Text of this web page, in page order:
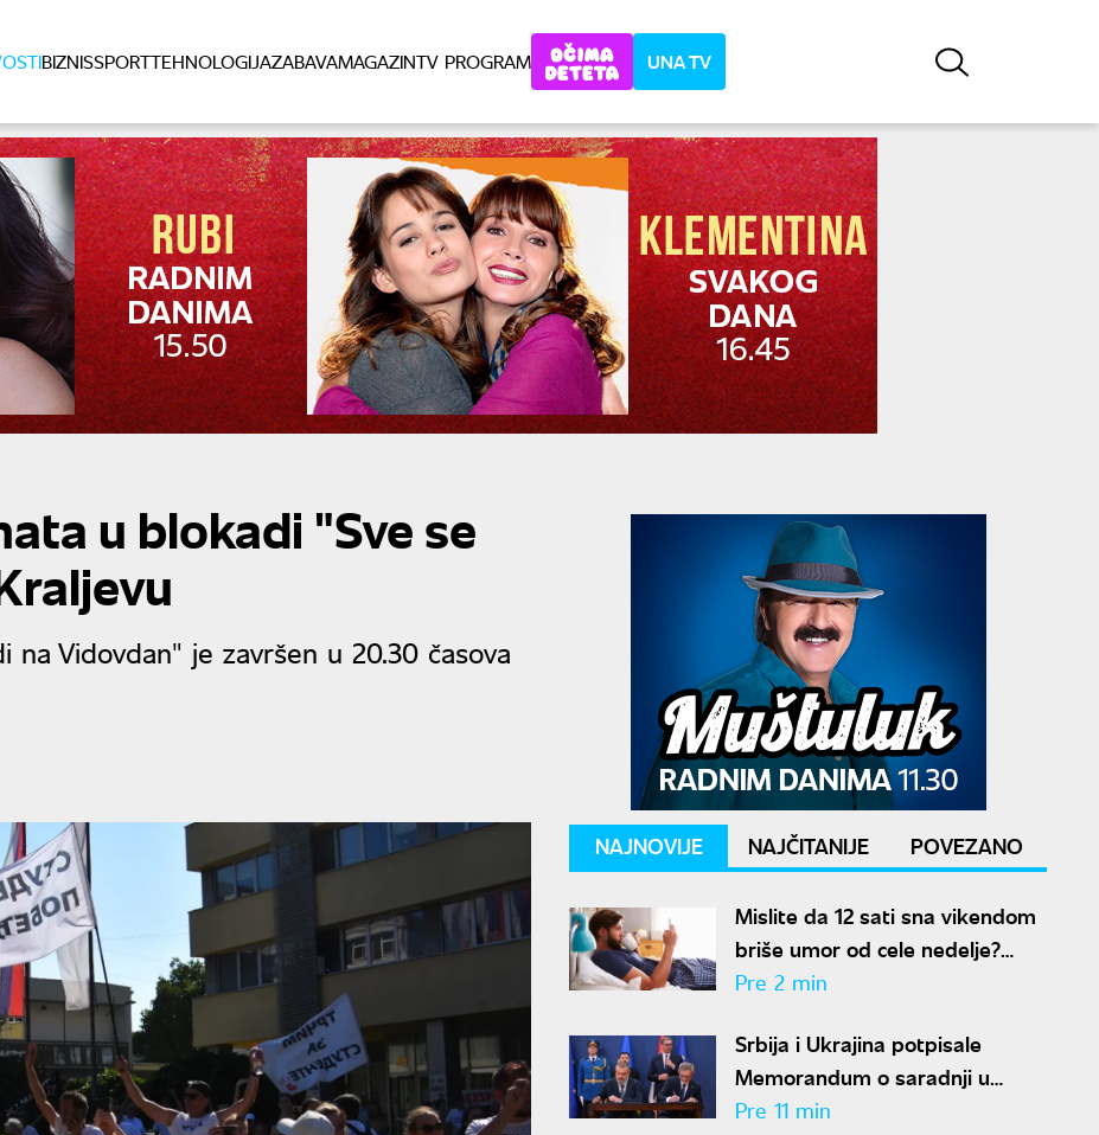
BIZNISSPORTTEHNOLOGIJAZABAVAMAGAZINTV PROGRAM UNA TV
u blokadi "Sve se
Vidovdan" je završen u 20.30 časova
NAJNOVIJE NAJČITANIJE POVEZANO
Mislite da 12 sati sna vikendom
briše umor od cele nedelje?
Stručnjaci imaju loše vesti
Pre 2 min
Srbija i Ukrajina potpisale
Memorandum o saradnji u
oblasti zdravlja životinja i
Pre 11 min